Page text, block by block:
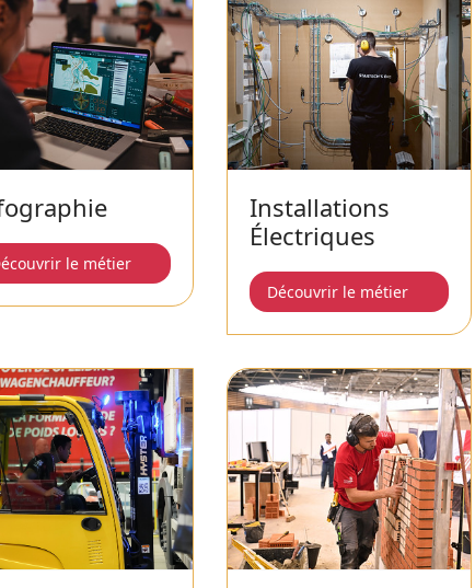
le métier
Installations
Électriques
Découvrir le métier